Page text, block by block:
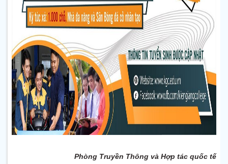
Phòng Truyền Thông và Hợp tác quốc tế